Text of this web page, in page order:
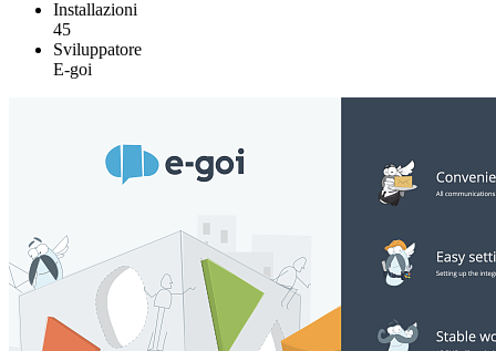
Installazioni
45
Sviluppatore
E-goi